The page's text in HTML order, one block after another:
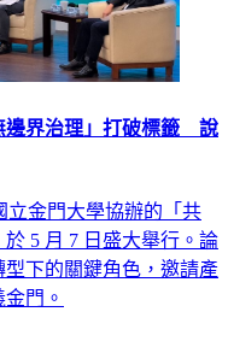
邊界治理」打破標籤 說
立金門大學協辦的「共
5 月 7 日盛大舉行。論
下的關鍵角色，邀請產
門。